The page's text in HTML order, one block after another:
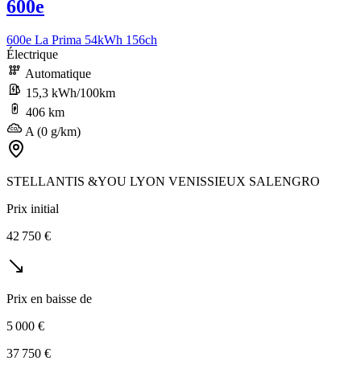
600e
600e La Prima 54kWh 156ch
Électrique
Automatique
15,3 kWh/100km
406 km
A (0 g/km)
STELLANTIS &YOU LYON VENISSIEUX SALENGRO
Prix initial
42 750 €
Prix en baisse de
5 000 €
37 750 €